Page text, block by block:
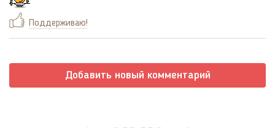
Поддерживаю!
Добавить новый комментарий